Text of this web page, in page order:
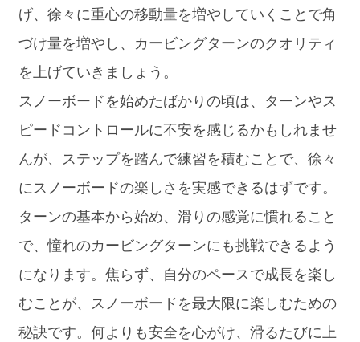
げ、徐々に重心の移動量を増やしていくことで角
づけ量を増やし、カービングターンのクオリティ
を上げていきましょう。
スノーボードを始めたばかりの頃は、ターンやス
ピードコントロールに不安を感じるかもしれませ
んが、ステップを踏んで練習を積むことで、徐々
にスノーボードの楽しさを実感できるはずです。
ターンの基本から始め、滑りの感覚に慣れること
で、憧れのカービングターンにも挑戦できるよう
になります。焦らず、自分のペースで成長を楽し
むことが、スノーボードを最大限に楽しむための
秘訣です。何よりも安全を心がけ、滑るたびに上